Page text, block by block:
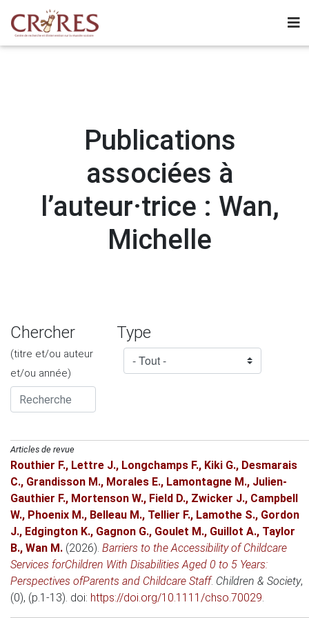
Publications
associées à
l’auteur·trice : Wan,
Michelle
Chercher
(titre et/ou auteur
et/ou année)
Type
Articles de revue
Routhier F., Lettre J., Longchamps F., Kiki G., Desmarais
C., Grandisson M., Morales E., Lamontagne M., Julien-
Gauthier F., Mortenson W., Field D., Zwicker J., Campbell
W., Phoenix M., Belleau M., Tellier F., Lamothe S., Gordon
J., Edgington K., Gagnon G., Goulet M., Guillot A., Taylor
B., Wan M. (2026). Barriers to the Accessibility of Childcare
Services forChildren With Disabilities Aged 0 to 5 Years:
Perspectives ofParents and Childcare Staff. Children & Society,
(0), (p.1-13). doi: https://doi.org/10.1111/chso.70029.